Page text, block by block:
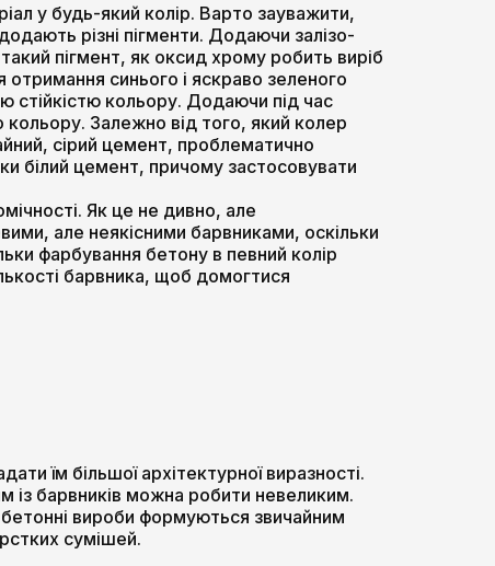
у будь-який колір. Варто зауважити,
різні пігменти. Додаючи залізо-
пігмент, як оксид хрому робить виріб
синього і яскраво зеленого
стійкістю кольору. Додаючи під час
кольору. Залежно від того, який колер
сірий цемент, проблематично
білий цемент, причому застосовувати
Як це не дивно, але
але неякісними барвниками, оскільки
фарбування бетону в певний колір
барвника, щоб домогтися
їм більшої архітектурної виразності.
із барвників можна робити невеликим.
вироби формуються звичайним
сумішей.